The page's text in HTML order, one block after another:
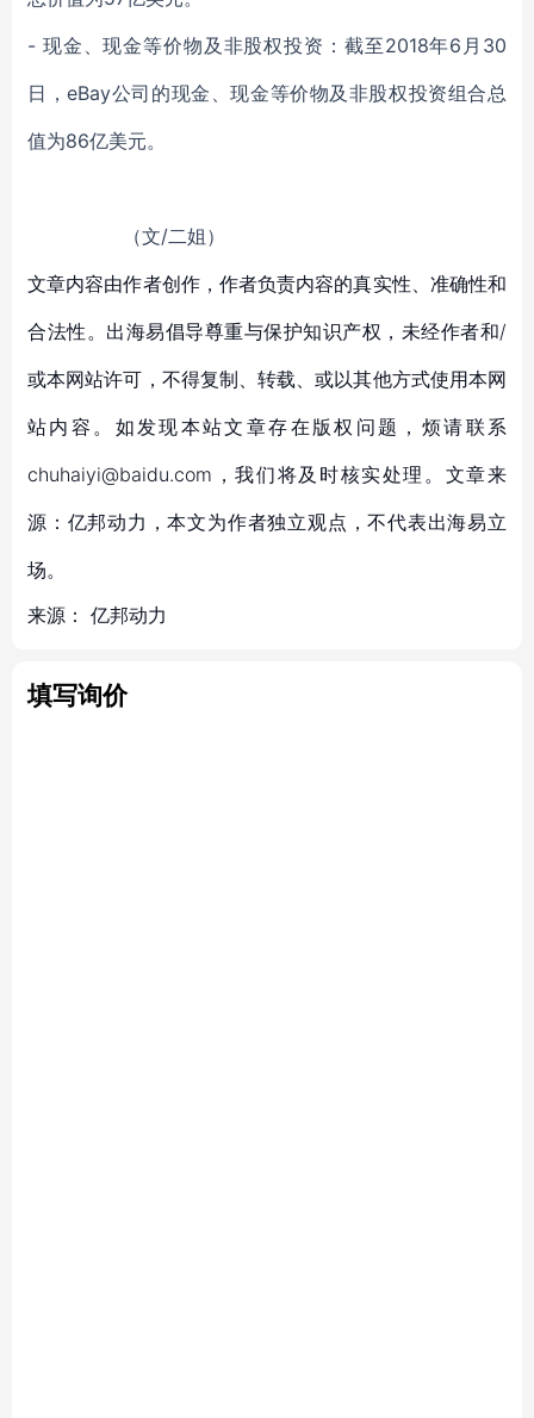
- 现金、现金等价物及非股权投资：截至2018年6月30
日，eBay公司的现金、现金等价物及非股权投资组合总
值为86亿美元。
（文/二姐）
文章内容由作者创作，作者负责内容的真实性、准确性和
合法性。出海易倡导尊重与保护知识产权，未经作者和/
或本网站许可，不得复制、转载、或以其他方式使用本网
站内容。如发现本站文章存在版权问题，烦请联系
chuhaiyi@baidu.com，我们将及时核实处理。文章来
源：亿邦动力，本文为作者独立观点，不代表出海易立
场。
来源： 亿邦动力
填写询价